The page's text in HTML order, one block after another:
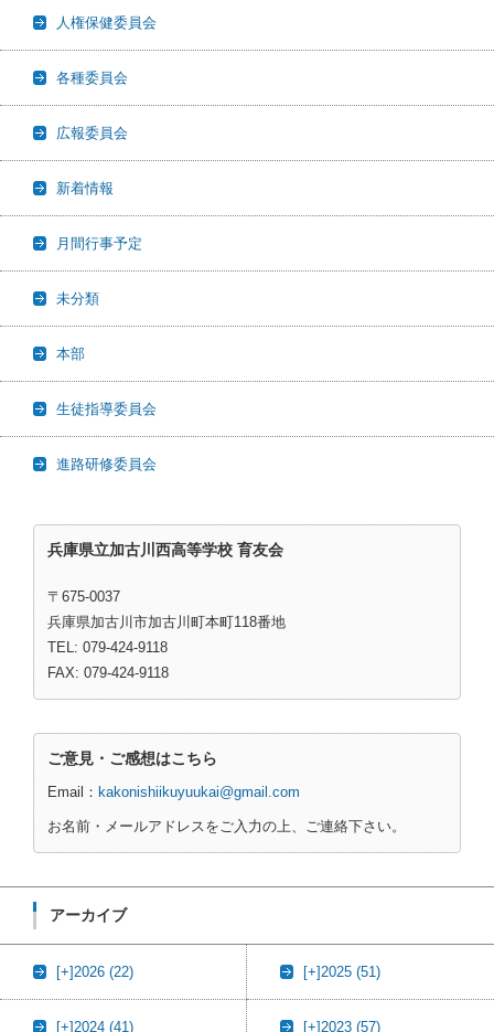
人権保健委員会
各種委員会
広報委員会
新着情報
月間行事予定
未分類
本部
生徒指導委員会
進路研修委員会
兵庫県立加古川西高等学校 育友会
〒675-0037
兵庫県加古川市加古川町本町118番地
TEL: 079-424-9118
FAX: 079-424-9118
ご意見・ご感想はこちら
Email： kakonishiikuyuukai@gmail.com
お名前・メールアドレスをご入力の上、ご連絡下さい。
アーカイブ
[+] 2026 (22) [+] 2025 (51)
[+] 2024 (41) [+] 2023 (57)